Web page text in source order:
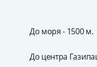
До моря - 1500 м.
До центра